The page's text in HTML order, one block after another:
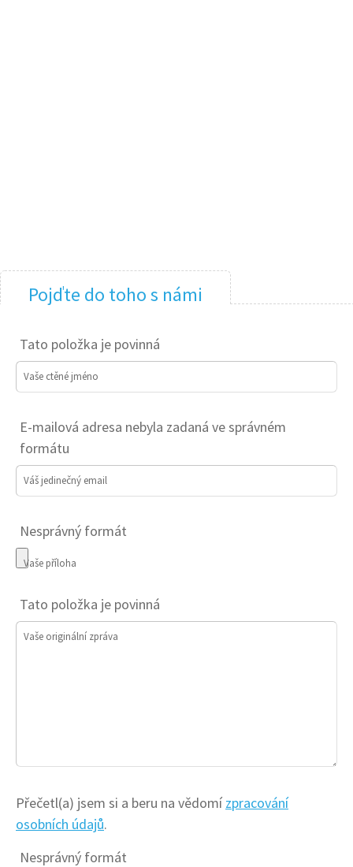
Pojďte do toho s námi
Tato položka je povinná
Vaše ctěné jméno
E-mailová adresa nebyla zadaná ve správném
formátu
Váš jedinečný email
Nesprávný formát
Vaše příloha
Tato položka je povinná
Vaše originální zpráva
Přečetl(a) jsem si a beru na vědomí zpracování
osobních údajů.
Nesprávný formát